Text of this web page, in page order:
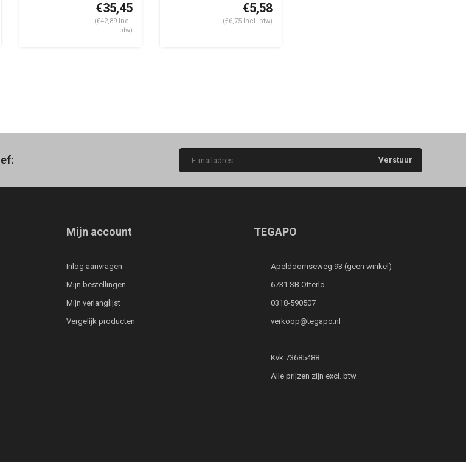
€35,45
(€42,89 Incl.
btw)
€5,58
(€6,75 Incl. btw)
Verstuur
Mijn account
Inlog aanvragen
Mijn bestellingen
Mijn verlanglijst
Vergelijk producten
TEGAPO
Apeldoornseweg 93 (geen winkel)
6731 SB Otterlo
0318-590507
verkoop@tegapo.nl
Kvk 73685488
Alle prijzen zijn excl. btw